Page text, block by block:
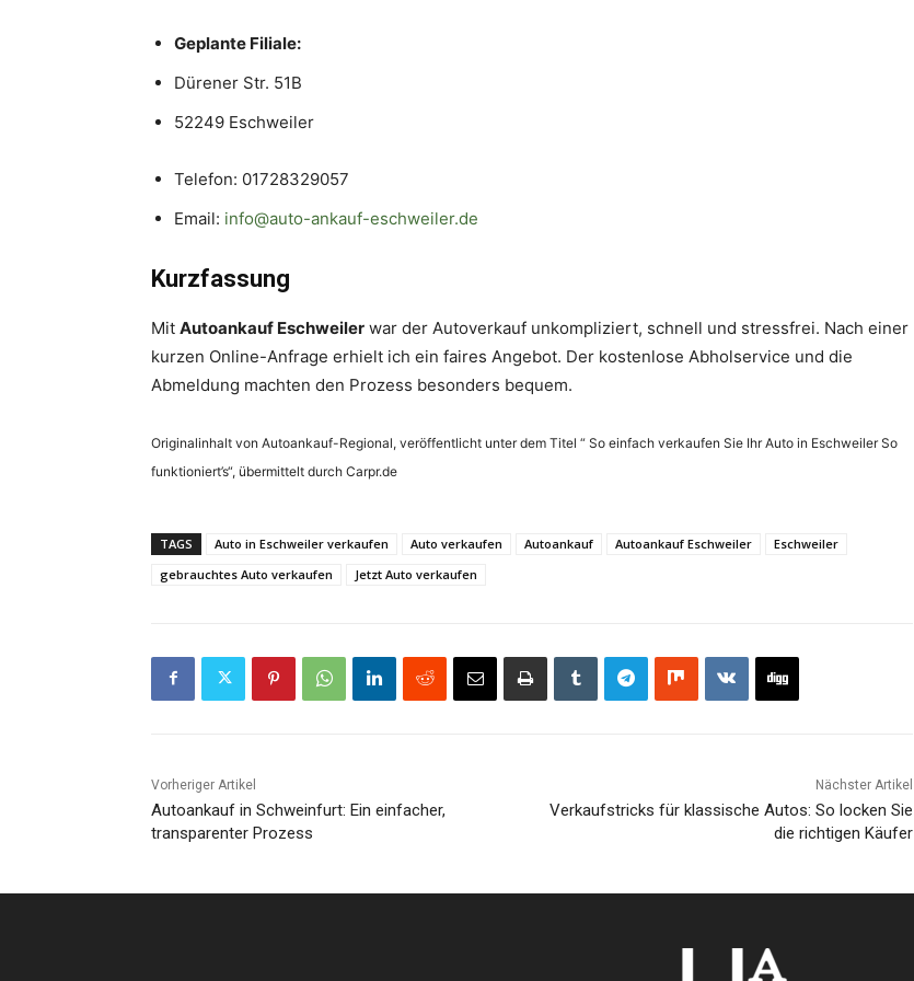
Geplante Filiale:
Dürener Str. 51B
52249 Eschweiler
Telefon: 01728329057
Email: info@auto-ankauf-eschweiler.de
Kurzfassung
Mit Autoankauf Eschweiler war der Autoverkauf unkompliziert, schnell und stressfrei. Nach einer
kurzen Online-Anfrage erhielt ich ein faires Angebot. Der kostenlose Abholservice und die
Abmeldung machten den Prozess besonders bequem.
Originalinhalt von Autoankauf-Regional, veröffentlicht unter dem Titel “ So einfach verkaufen Sie Ihr Auto in Eschweiler So
funktioniert’s“, übermittelt durch Carpr.de
TAGS Auto in Eschweiler verkaufen Auto verkaufen Autoankauf Autoankauf Eschweiler
Eschweiler
gebrauchtes Auto verkaufen
Jetzt Auto verkaufen
Vorheriger Artikel
Autoankauf in Schweinfurt: Ein einfacher,
transparenter Prozess
Nächster Artikel
Verkaufstricks für klassische Autos: So locken Sie
die richtigen Käufer